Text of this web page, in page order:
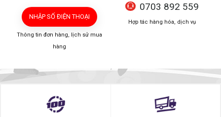
NHẬP SỐ ĐIỆN THOẠI
Thông tin đơn hàng, lịch sử mua
hàng
0703 892 559
Hợp tác hàng hóa, dịch vụ